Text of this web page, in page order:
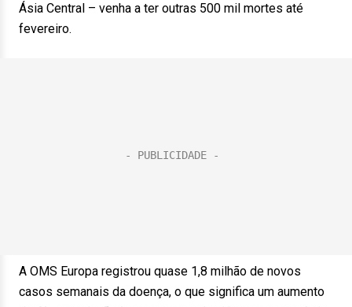
Ásia Central – venha a ter outras 500 mil mortes até
fevereiro.
A OMS Europa registrou quase 1,8 milhão de novos
casos semanais da doença, o que significa um aumento